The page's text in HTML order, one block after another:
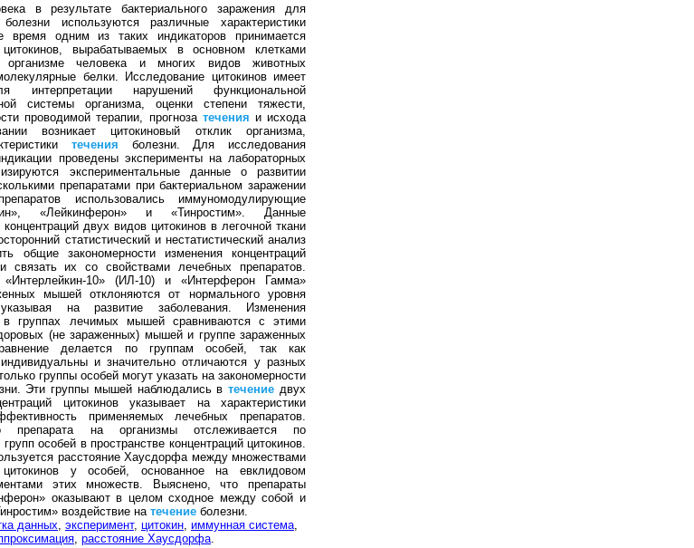
в результате бактериального заражения для
используются различные характеристики
время одним из таких индикаторов принимается
цитокинов, вырабатываемых в основном клетками
человека и многих видов животных
белки. Исследование цитокинов имеет
интерпретации нарушений функциональной
системы организма, оценки степени тяжести,
проводимой терапии, прогноза течения и исхода
возникает цитокиновый отклик организма,
течения болезни. Для исследования
проведены эксперименты на лабораторных
экспериментальные данные о развитии
препаратами при бактериальном заражении
использовались иммуномодулирующие
«Лейкинферон» и «Тинростим». Данные
двух видов цитокинов в легочной ткани
статистический и нестатистический анализ
общие закономерности изменения концентраций
связать их со свойствами лечебных препаратов.
10» (ИЛ-10) и «Интерферон Гамма»
мышей отклоняются от нормального уровня
на развитие заболевания. Изменения
в группах лечимых мышей сравниваются с этими
(не зараженных) мышей и группе зараженных
делается по группам особей, так как
индивидуальны и значительно отличаются у разных
группы особей могут указать на закономерности
Эти группы мышей наблюдались втечение двух
цитокинов указывает на характеристики
применяемых лечебных препаратов.
препарата на организмы отслеживается по
особей в пространстве концентраций цитокинов.
расстояние Хаусдорфа между множествами
цитокинов у особей, основанное на евклидовом
этих множеств. Выяснено, что препараты
оказывают в целом сходное между собой и
воздействие на течение болезни.
данных эксперимент, цитокин иммунная система
расстояние Хаусдорфа